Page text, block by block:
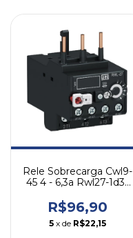
Rele Sobrecarga Cwl9-
45 4 - 6,3a Rwl27-1d3-
R$96,90
5 x de R$22,15